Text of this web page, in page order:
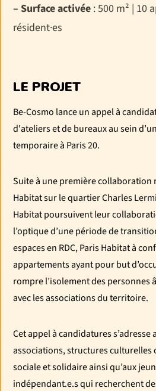
– Surface activée: 500 m² | 10
résident·es
LE PROJET
Be-Cosmo lance un appel à
d'ateliers et de bureaux au sein
temporaire à Paris 20.
Suite à une première collaboration
Habitat sur le quartier Charles
Habitat poursuivent leur
l’optique d’une période de
espaces en RDC, Paris Habitat à
appartements ayant pour but
rompre l’isolement des personnes
avec les associations du territoire.
Cet appel à candidatures s’adresse
associations, structures culturelles
sociale et solidaire ainsi qu’aux
indépendant.e.s qui recherchent